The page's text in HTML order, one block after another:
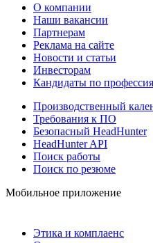
О компании
Наши вакансии
Партнерам
Реклама на сайте
Новости и статьи
Инвесторам
Кандидаты по
Производственный
Требования к ПО
Безопасный HeadHunter
HeadHunter API
Поиск работы
Поиск по резюме
Мобильное приложение
Этика и комплаенс